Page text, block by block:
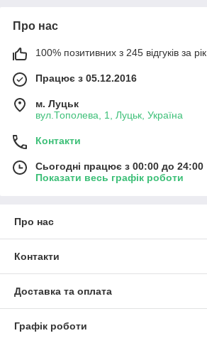
Про нас
100% позитивних з 245 відгуків за рік
Працює з 05.12.2016
м. Луцьк
вул.Тополева, 1, Луцьк, Україна
Контакти
Сьогодні працює з 00:00 до 24:00
Показати весь графік роботи
Про нас
Контакти
Доставка та оплата
Графік роботи